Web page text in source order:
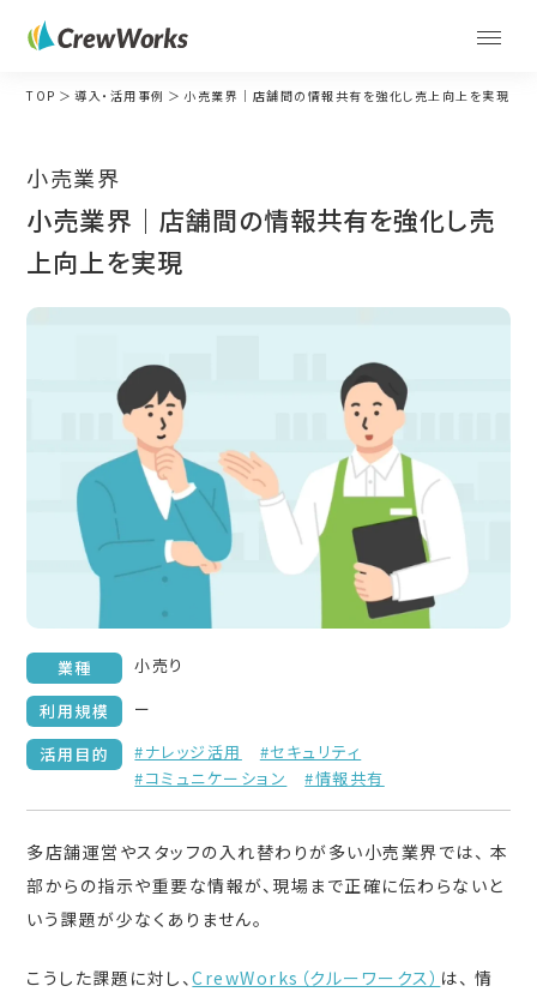
TOP 導入・活用事例 小売業界｜店舗間の情報共有を強化し売上向上を実現
小売業界
小売業界｜店舗間の情報共有を強化し売
上向上を実現
業種
小売り
利用規模
ー
活用目的
#ナレッジ活用
#セキュリティ
#コミュニケーション
#情報共有
多店舗運営やスタッフの入れ替わりが多い小売業界では、 本
部からの指示や重要な情報が、現場まで正確に伝わらないと
いう課題が少なくありません。
こうした課題に対し、CrewWorks（クルーワークス） は、 情